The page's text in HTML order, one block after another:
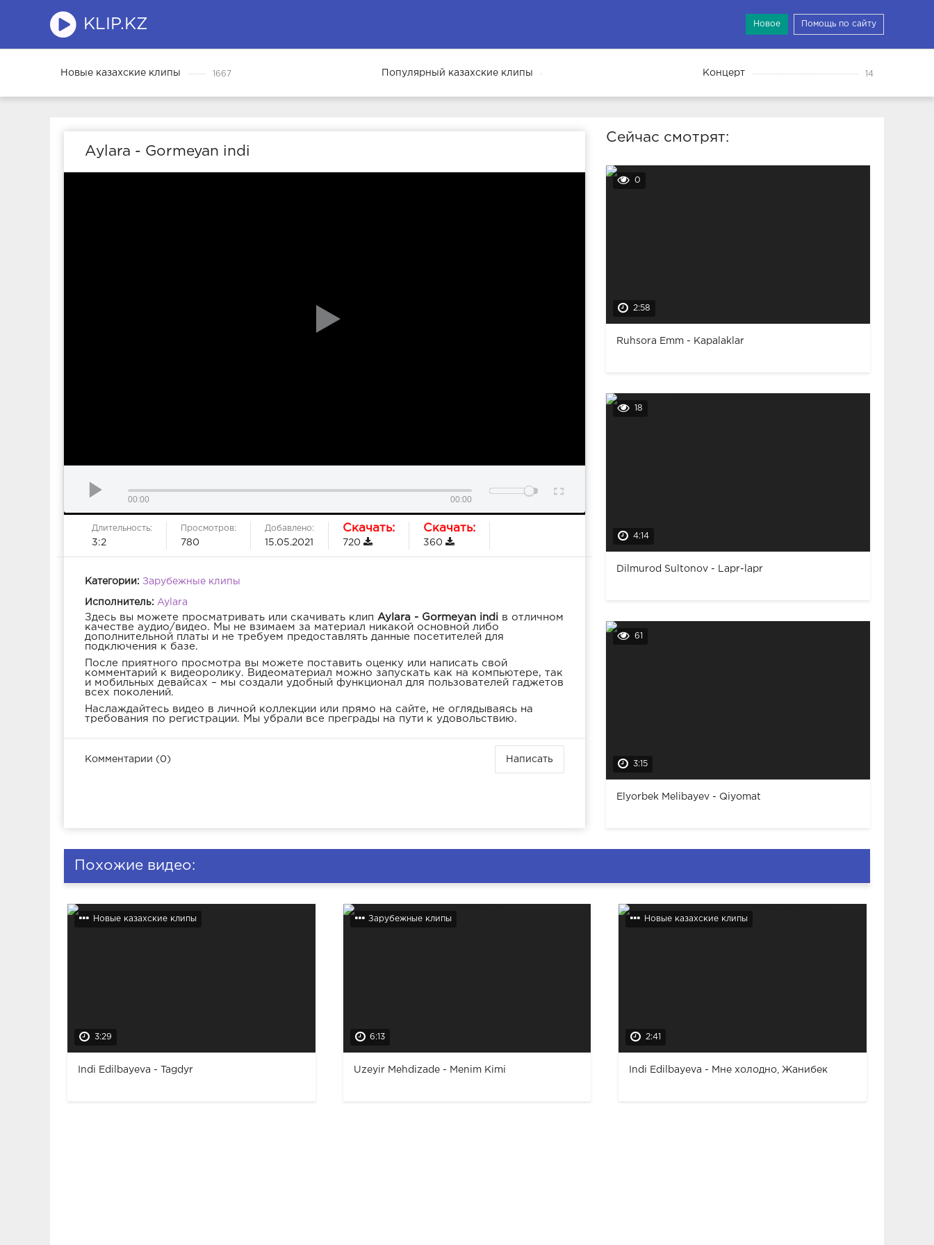
KLIP.KZ Новое Помощь по сайту
Новые казахские клипы 1667 Популярный казахские клипы Концерт 14
Aylara - Gormeyan indi
00:00 00:00
Длительность:
3:2
Просмотров:
780
Добавлено:
15.05.2021
Скачать:
720
Скачать:
360
Категории: Зарубежные клипы
Исполнитель: Aylara
Здесь вы можете просматривать или скачивать клип Aylara - Gormeyan indi в отличном
качестве аудио/видео. Мы не взимаем за материал никакой основной либо
дополнительной платы и не требуем предоставлять данные посетителей для
подключения к базе.
После приятного просмотра вы можете поставить оценку или написать свой
комментарий к видеоролику. Видеоматериал можно запускать как на компьютере, так
и мобильных девайсах – мы создали удобный функционал для пользователей гаджетов
всех поколений.
Наслаждайтесь видео в личной коллекции или прямо на сайте, не оглядываясь на
требования по регистрации. Мы убрали все преграды на пути к удовольствию.
Комментарии (0) Написать
Сейчас смотрят:
0
2:58
Ruhsora Emm - Kapalaklar
18
4:14
Dilmurod Sultonov - Lapr-lapr
61
3:15
Elyorbek Melibayev - Qiyomat
Похожие видео:
Новые казахские клипы
3:29
Indi Edilbayeva - Tagdyr
Зарубежные клипы
6:13
Uzeyir Mehdizade - Menim Kimi
Новые казахские клипы
2:41
Indi Edilbayeva - Мне холодно, Жанибек